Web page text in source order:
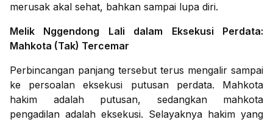
merusak akal sehat, bahkan sampai lupa diri.
Melik Nggendong Lali dalam Eksekusi Perdata:
Mahkota (Tak) Tercemar
Perbincangan panjang tersebut terus mengalir sampai
ke persoalan eksekusi putusan perdata. Mahkota
hakim adalah putusan, sedangkan mahkota
pengadilan adalah eksekusi. Selayaknya hakim yang